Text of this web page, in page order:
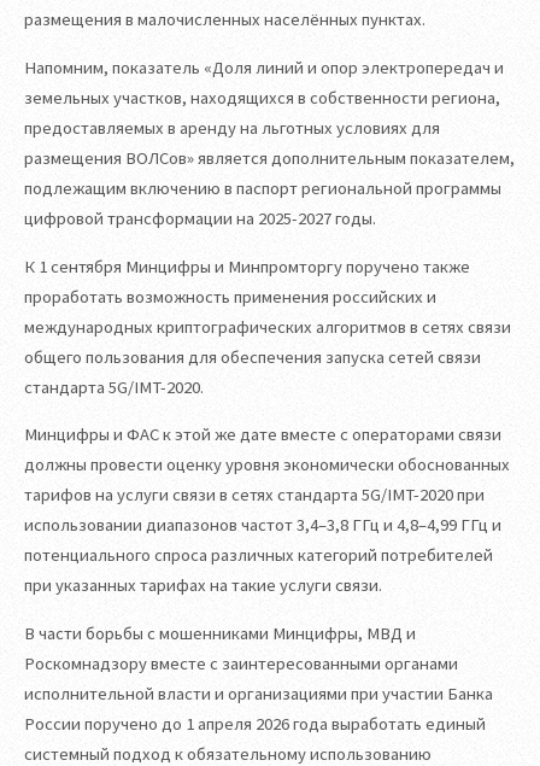
размещения в малочисленных населённых пунктах.
Напомним, показатель «Доля линий и опор электропередач и
земельных участков, находящихся в собственности региона,
предоставляемых в аренду на льготных условиях для
размещения ВОЛСов» является дополнительным показателем,
подлежащим включению в паспорт региональной программы
цифровой трансформации на 2025-2027 годы.
К 1 сентября Минцифры и Минпромторгу поручено также
проработать возможность применения российских и
международных криптографических алгоритмов в сетях связи
общего пользования для обеспечения запуска сетей связи
стандарта 5G/IMT-2020.
Минцифры и ФАС к этой же дате вместе с операторами связи
должны провести оценку уровня экономически обоснованных
тарифов на услуги связи в сетях стандарта 5G/IMT-2020 при
использовании диапазонов частот 3,4–3,8 ГГц и 4,8–4,99 ГГц и
потенциального спроса различных категорий потребителей
при указанных тарифах на такие услуги связи.
В части борьбы с мошенниками Минцифры, МВД и
Роскомнадзору вместе с заинтересованными органами
исполнительной власти и организациями при участии Банка
России поручено до 1 апреля 2026 года выработать единый
системный подход к обязательному использованию